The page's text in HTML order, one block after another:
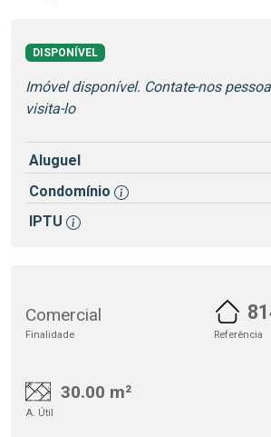
DISPONÍVEL
Imóvel disponível. Contate-nos
visita-lo
Aluguel
Condomínio
IPTU
Comercial
Finalidade Referência
30.00 m²
A. Útil